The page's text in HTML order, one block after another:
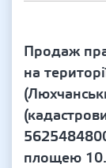
Продаж
на
площею